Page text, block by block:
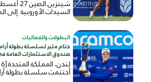
السيدات الأوروبية إلى
البطولات والفعاليات
ختام مثير لسلسلة بطولة
صندوق الاستثمارات العامة
أختتمت سلسلة بطولة